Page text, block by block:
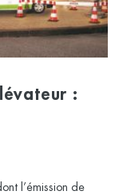
:
l’émission de